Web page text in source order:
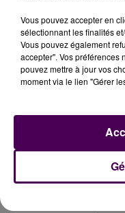
À LA UNE
Vous pouvez accepter en
sélectionnant les finalités
Vous pouvez également
accepter". Vos préférences
pouvez mettre à jour vos
moment via le lien "Gérer